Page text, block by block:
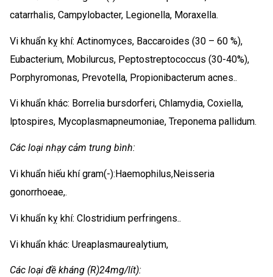
catarrhalis, Campylobacter, Legionella, Moraxella.
Vi khuẩn kỵ khí: Actinomyces, Baccaroides (30 – 60 %),
Eubacterium, Mobilurcus, Peptostreptococcus (30-40%),
Porphyromonas, Prevotella, Propionibacterum acnes..
Vi khuẩn khác: Borrelia bursdorferi, Chlamydia, Coxiella,
lptospires, Mycoplasmapneumoniae, Treponema pallidum.
Các loại nhạy cảm trung bình:
Vi khuẩn hiếu khí gram(-):Haemophilus,Neisseria
gonorrhoeae,.
Vi khuẩn kỵ khí: Clostridium perfringens..
Vi khuẩn khác: Ureaplasmaurealytium,
Các loại đề kháng (R)24mg/lít):